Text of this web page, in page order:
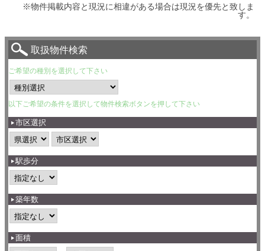
※物件掲載内容と現況に相違がある場合は現況を優先と致しま
す。
取扱物件検索
ご希望の種別を選択して下さい
以下ご希望の条件を選択して物件検索ボタンを押して下さい
市区選択
駅歩分
築年数
面積